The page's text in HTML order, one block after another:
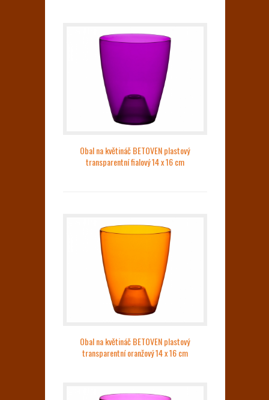
Obal na květináč BETOVEN plastový
transparentní fialový 14 x 16 cm
Obal na květináč BETOVEN plastový
transparentní oranžový 14 x 16 cm